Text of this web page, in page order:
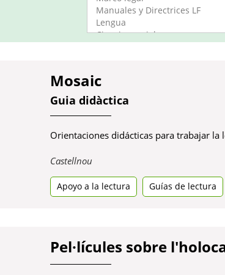
Mosaic
Guia didàctica
Orientaciones didácticas para trabajar la
Castellnou
en
una
pestanya
Apoyo a la lectura Guías de lectura
Pel·lícules sobre